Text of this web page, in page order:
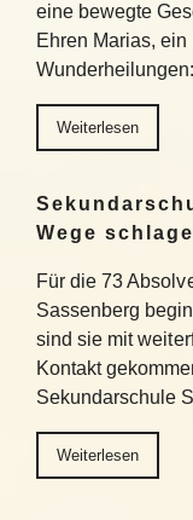
eine bewegte
Ehren Marias,
Weiterlesen
Wege
Für die 73
Sassenberg
sind sie mit
Kontakt
Sekundarschule
Weiterlesen